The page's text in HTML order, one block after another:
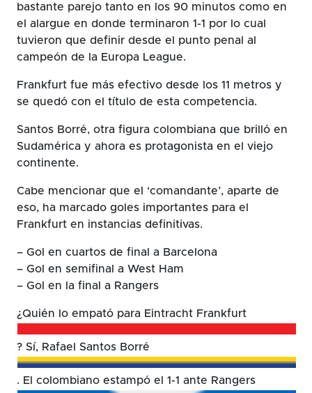
bastante parejo tanto en los 90 minutos como en
el alargue en donde terminaron 1-1 por lo cual
tuvieron que definir desde el punto penal al
campeón de la Europa League.
Frankfurt fue más efectivo desde los 11 metros y
se quedó con el título de esta competencia.
Santos Borré, otra figura colombiana que brilló en
Sudamérica y ahora es protagonista en el viejo
continente.
Cabe mencionar que el ‘comandante’, aparte de
eso, ha marcado goles importantes para el
Frankfurt en instancias definitivas.
– Gol en cuartos de final a Barcelona
– Gol en semifinal a West Ham
– Gol en la final a Rangers
¿Quién lo empató para Eintracht Frankfurt
? Sí, Rafael Santos Borré
. El colombiano estampó el 1-1 ante Rangers